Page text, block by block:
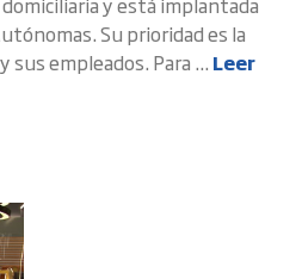
Su prioridad es la
sus empleados. Para ... Leer